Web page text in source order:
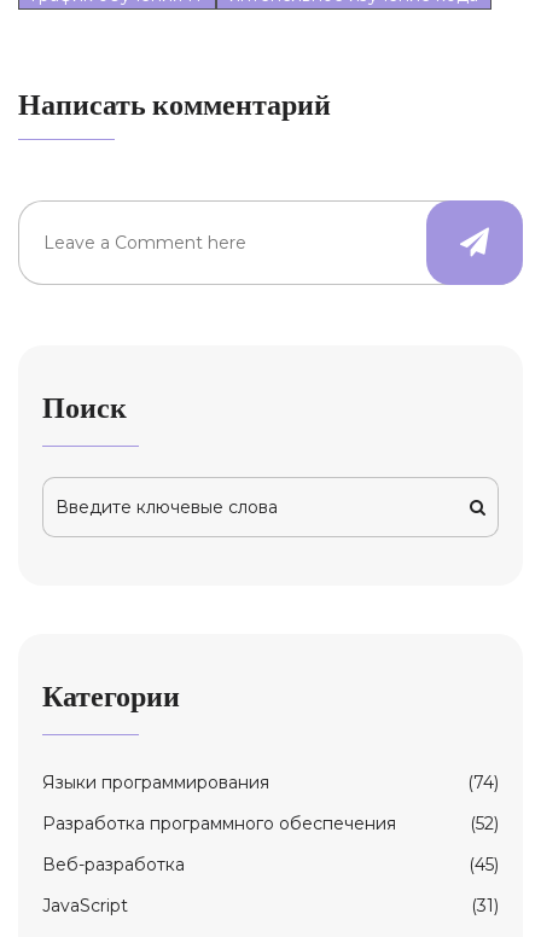
Написать комментарий
Поиск
Категории
Языки программирования
(74)
Разработка программного обеспечения
(52)
Веб-разработка
(45)
JavaScript
(31)